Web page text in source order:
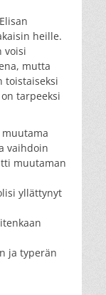
heille.
voisi
mutta
toistaiseksi
tarpeeksi
vaihdoin
muutaman
yllättynyt
ja typerän